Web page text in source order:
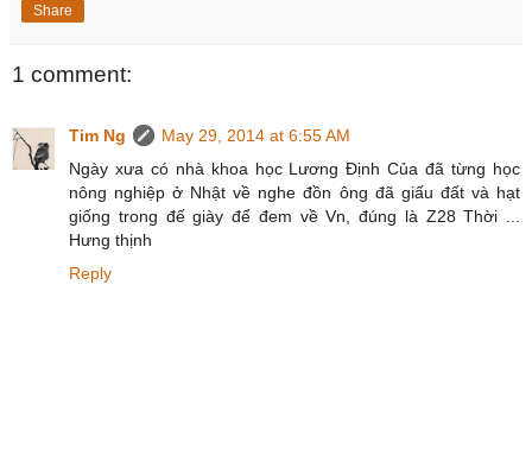
Share
1 comment:
Tim Ng
May 29, 2014 at 6:55 AM
Ngày xưa có nhà khoa học Lương Định Của đã từng học
nông nghiệp ở Nhật về nghe đồn ông đã giấu đất và hạt
giống trong đế giày để đem về Vn, đúng là Z28 Thời ...
Hưng thịnh
Reply